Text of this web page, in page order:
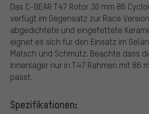
Das C-BEAR T47 Rotor 30 mm 86
verfügt im Gegensatz zur Race
abgedichtete und eingefettete
eignet es sich für den Einsatz im
Matsch und Schmutz. Beachte dass
Innenlager nur in T47 Rahmen mit 86
passt.
Spezifikationen: